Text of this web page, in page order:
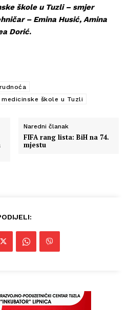
škole u Tuzli – smjer
– Emina Husić, Amina
Dorić.
škole u Tuzli
Naredni članak
FIFA rang lista: BiH na 74.
mjestu